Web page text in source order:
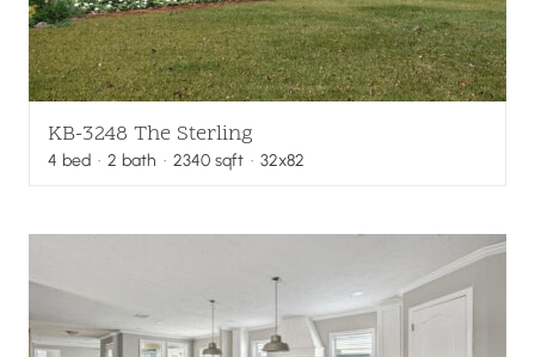
KB-3248 The Sterling
4 bed · 2 bath · 2340 sqft· 32x82